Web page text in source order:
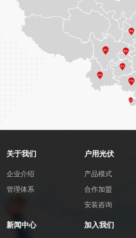
关于我们
企业介绍
管理体系
户用光伏
产品模式
合作加盟
安装咨询
新闻中心 加入我们